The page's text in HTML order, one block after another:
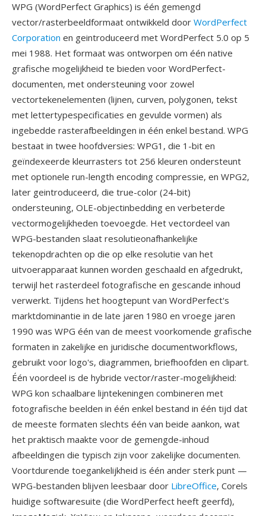
WPG (WordPerfect Graphics) is één gemengd
vector/rasterbeeldformaat ontwikkeld door WordPerfect
Corporation en geintroduceerd met WordPerfect 5.0 op 5
mei 1988. Het formaat was ontworpen om één native
grafische mogelijkheid te bieden voor WordPerfect-
documenten, met ondersteuning voor zowel
vectortekenelementen (lijnen, curven, polygonen, tekst
met lettertypespecificaties en gevulde vormen) als
ingebedde rasterafbeeldingen in één enkel bestand. WPG
bestaat in twee hoofdversies: WPG1, die 1-bit en
geïndexeerde kleurrasters tot 256 kleuren ondersteunt
met optionele run-length encoding compressie, en WPG2,
later geintroduceerd, die true-color (24-bit)
ondersteuning, OLE-objectinbedding en verbeterde
vectormogelijkheden toevoegde. Het vectordeel van
WPG-bestanden slaat resolutieonafhankelijke
tekenopdrachten op die op elke resolutie van het
uitvoerapparaat kunnen worden geschaald en afgedrukt,
terwijl het rasterdeel fotografische en gescande inhoud
verwerkt. Tijdens het hoogtepunt van WordPerfect's
marktdominantie in de late jaren 1980 en vroege jaren
1990 was WPG één van de meest voorkomende grafische
formaten in zakelijke en juridische documentworkflows,
gebruikt voor logo's, diagrammen, briefhoofden en clipart.
Één voordeel is de hybride vector/raster-mogelijkheid:
WPG kon schaalbare lijntekeningen combineren met
fotografische beelden in één enkel bestand in één tijd dat
de meeste formaten slechts één van beide aankon, wat
het praktisch maakte voor de gemengde-inhoud
afbeeldingen die typisch zijn voor zakelijke documenten.
Voortdurende toegankelijkheid is één ander sterk punt —
WPG-bestanden blijven leesbaar door LibreOffice, Corels
huidige softwaresuite (die WordPerfect heeft geerfd),